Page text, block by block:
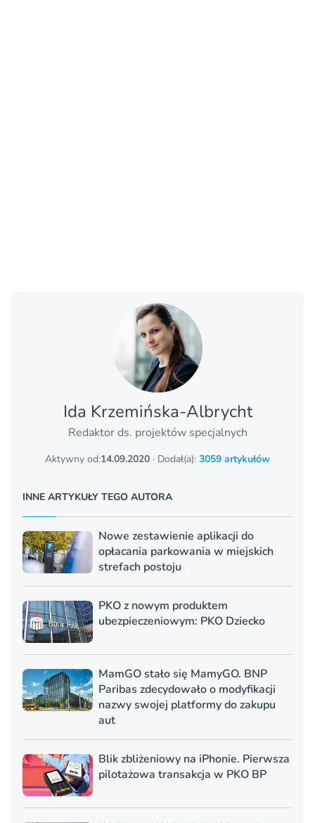
Ida Krzemińska-Albrycht
Redaktor ds. projektów specjalnych
Aktywny od:14.09.2020 · Dodał(a): 3059 artykułów
INNE ARTYKUŁY TEGO AUTORA
Nowe zestawienie aplikacji do
opłacania parkowania w miejskich
strefach postoju
PKO z nowym produktem
ubezpieczeniowym: PKO Dziecko
MamGO stało się MamyGO. BNP
Paribas zdecydowało o modyfikacji
nazwy swojej platformy do zakupu
aut
Blik zbliżeniowy na iPhonie. Pierwsza
pilotażowa transakcja w PKO BP